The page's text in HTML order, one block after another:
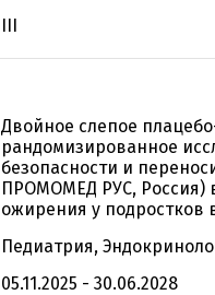
III
Двойное слепое
рандомизированное
безопасности и
ПРОМОМЕД РУС, Россия)
ожирения у подростков
Педиатрия,
05.11.2025 - 30.06.2028